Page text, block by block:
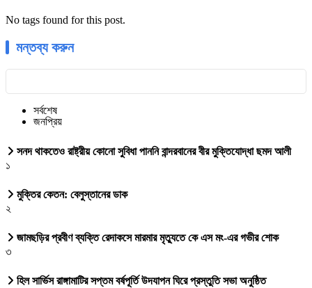
No tags found for this post.
মন্তব্য করুন
সর্বশেষ
জনপ্রিয়
সনদ থাকতেও রাষ্ট্রীয় কোনো সুবিধা পাননি বান্দরবানের বীর মুক্তিযোদ্ধা ছমদ আলী
১
মুক্তির কেতন: বেলুস্তানের ডাক
২
জামছড়ির প্রবীণ ব্যক্তি রেদাকসে মারমার মৃত্যুতে কে এস মং-এর গভীর শোক
৩
হিল সার্ভিস রাঙ্গামাটির সপ্তম বর্ষপূর্তি উদযাপন ঘিরে প্রস্তুতি সভা অনুষ্ঠিত